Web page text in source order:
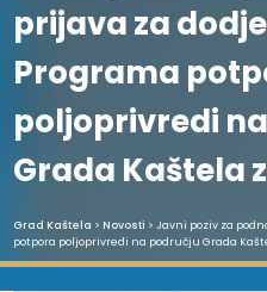
prijava za
Programa
poljoprivredi
Grada Kaštela
Grad Kaštela > Novosti > Javni poziv za
potpora poljoprivredi na području Grada